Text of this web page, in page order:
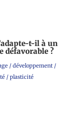
t-il à un
défavorable ?
/ développement /
/ plasticité